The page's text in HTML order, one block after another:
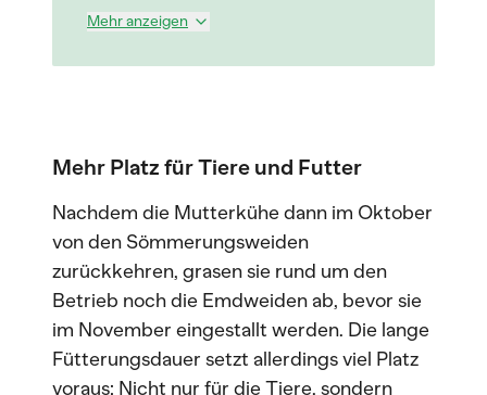
Mehr anzeigen
Mehr Platz für Tiere und Futter
Nachdem die Mutterkühe dann im Oktober
von den Sömmerungsweiden
zurückkehren, grasen sie rund um den
Betrieb noch die Emdweiden ab, bevor sie
im November eingestallt werden. Die lange
Fütterungsdauer setzt allerdings viel Platz
voraus: Nicht nur für die Tiere, sondern